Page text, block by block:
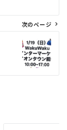
次のページ